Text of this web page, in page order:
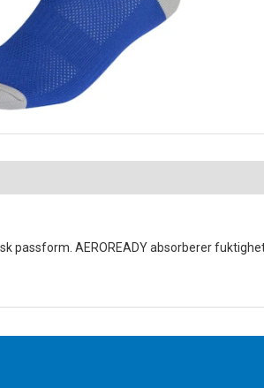
passform. AEROREADY absorberer